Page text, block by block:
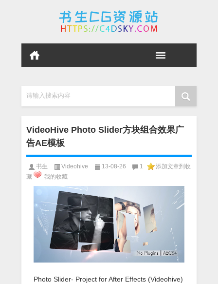
请输入搜索内容
VideoHive Photo Slider方块组合效果广
告AE模板
书生 Videohive 13-08-26 1
添加文章到收
藏
我的收藏
Photo Slider- Project for After Effects (Videohive)